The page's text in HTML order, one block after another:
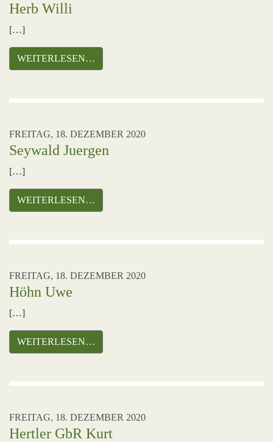
Herb Willi
[…]
WEITERLESEN…
FREITAG, 18. DEZEMBER 2020
Seywald Juergen
[…]
WEITERLESEN…
FREITAG, 18. DEZEMBER 2020
Höhn Uwe
[…]
WEITERLESEN…
FREITAG, 18. DEZEMBER 2020
Hertler GbR Kurt